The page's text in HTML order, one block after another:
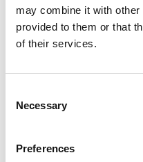
may combine it with other
provided to them or that
of their services.
Selection
Necessary
Preferences
• GTR 365 – 365 mm
• GTR 480 – 480 mm
• GTR 605 – 605 mm